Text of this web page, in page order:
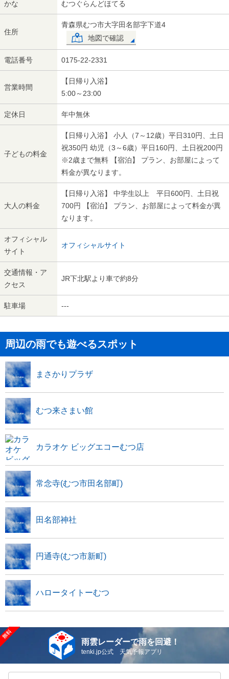
かな むつぐらんどほてる
住所
青森県むつ市大字田名部字下道4
地図で確認
電話番号 0175-22-2331
営業時間
【日帰り入浴】
5:00～23:00
定休日 年中無休
子どもの料金
【日帰り入浴】 小人（7～12歳）平日310円、土日
祝350円 幼児（3～6歳）平日160円、土日祝200円
※2歳まで無料 【宿泊】 プラン、お部屋によって
料金が異なります。
大人の料金
【日帰り入浴】 中学生以上 平日600円、土日祝
700円 【宿泊】 プラン、お部屋によって料金が異
なります。
オフィシャル
サイト
オフィシャルサイト
交通情報・ア
クセス
JR下北駅より車で約8分
駐車場 ---
周辺の雨でも遊べるスポット
まさかりプラザ
むつ来さまい館
カラオケ ビッグエコーむつ店
常念寺(むつ市田名部町)
田名部神社
円通寺(むつ市新町)
ハロータイトーむつ
雨雲レーダーで雨を回避！
tenki.jp公式 天気予報アプリ